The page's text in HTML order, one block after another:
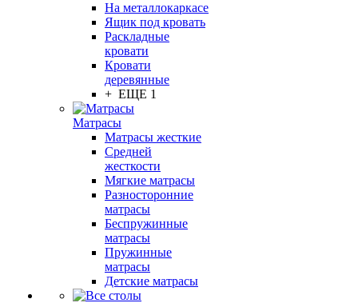
На металлокаркасе
Ящик под кровать
Раскладные
кровати
Кровати
деревянные
+ ЕЩЕ 1
Матрасы
Матрасы жесткие
Средней
жесткости
Мягкие матрасы
Разносторонние
матрасы
Беспружинные
матрасы
Пружинные
матрасы
Детские матрасы